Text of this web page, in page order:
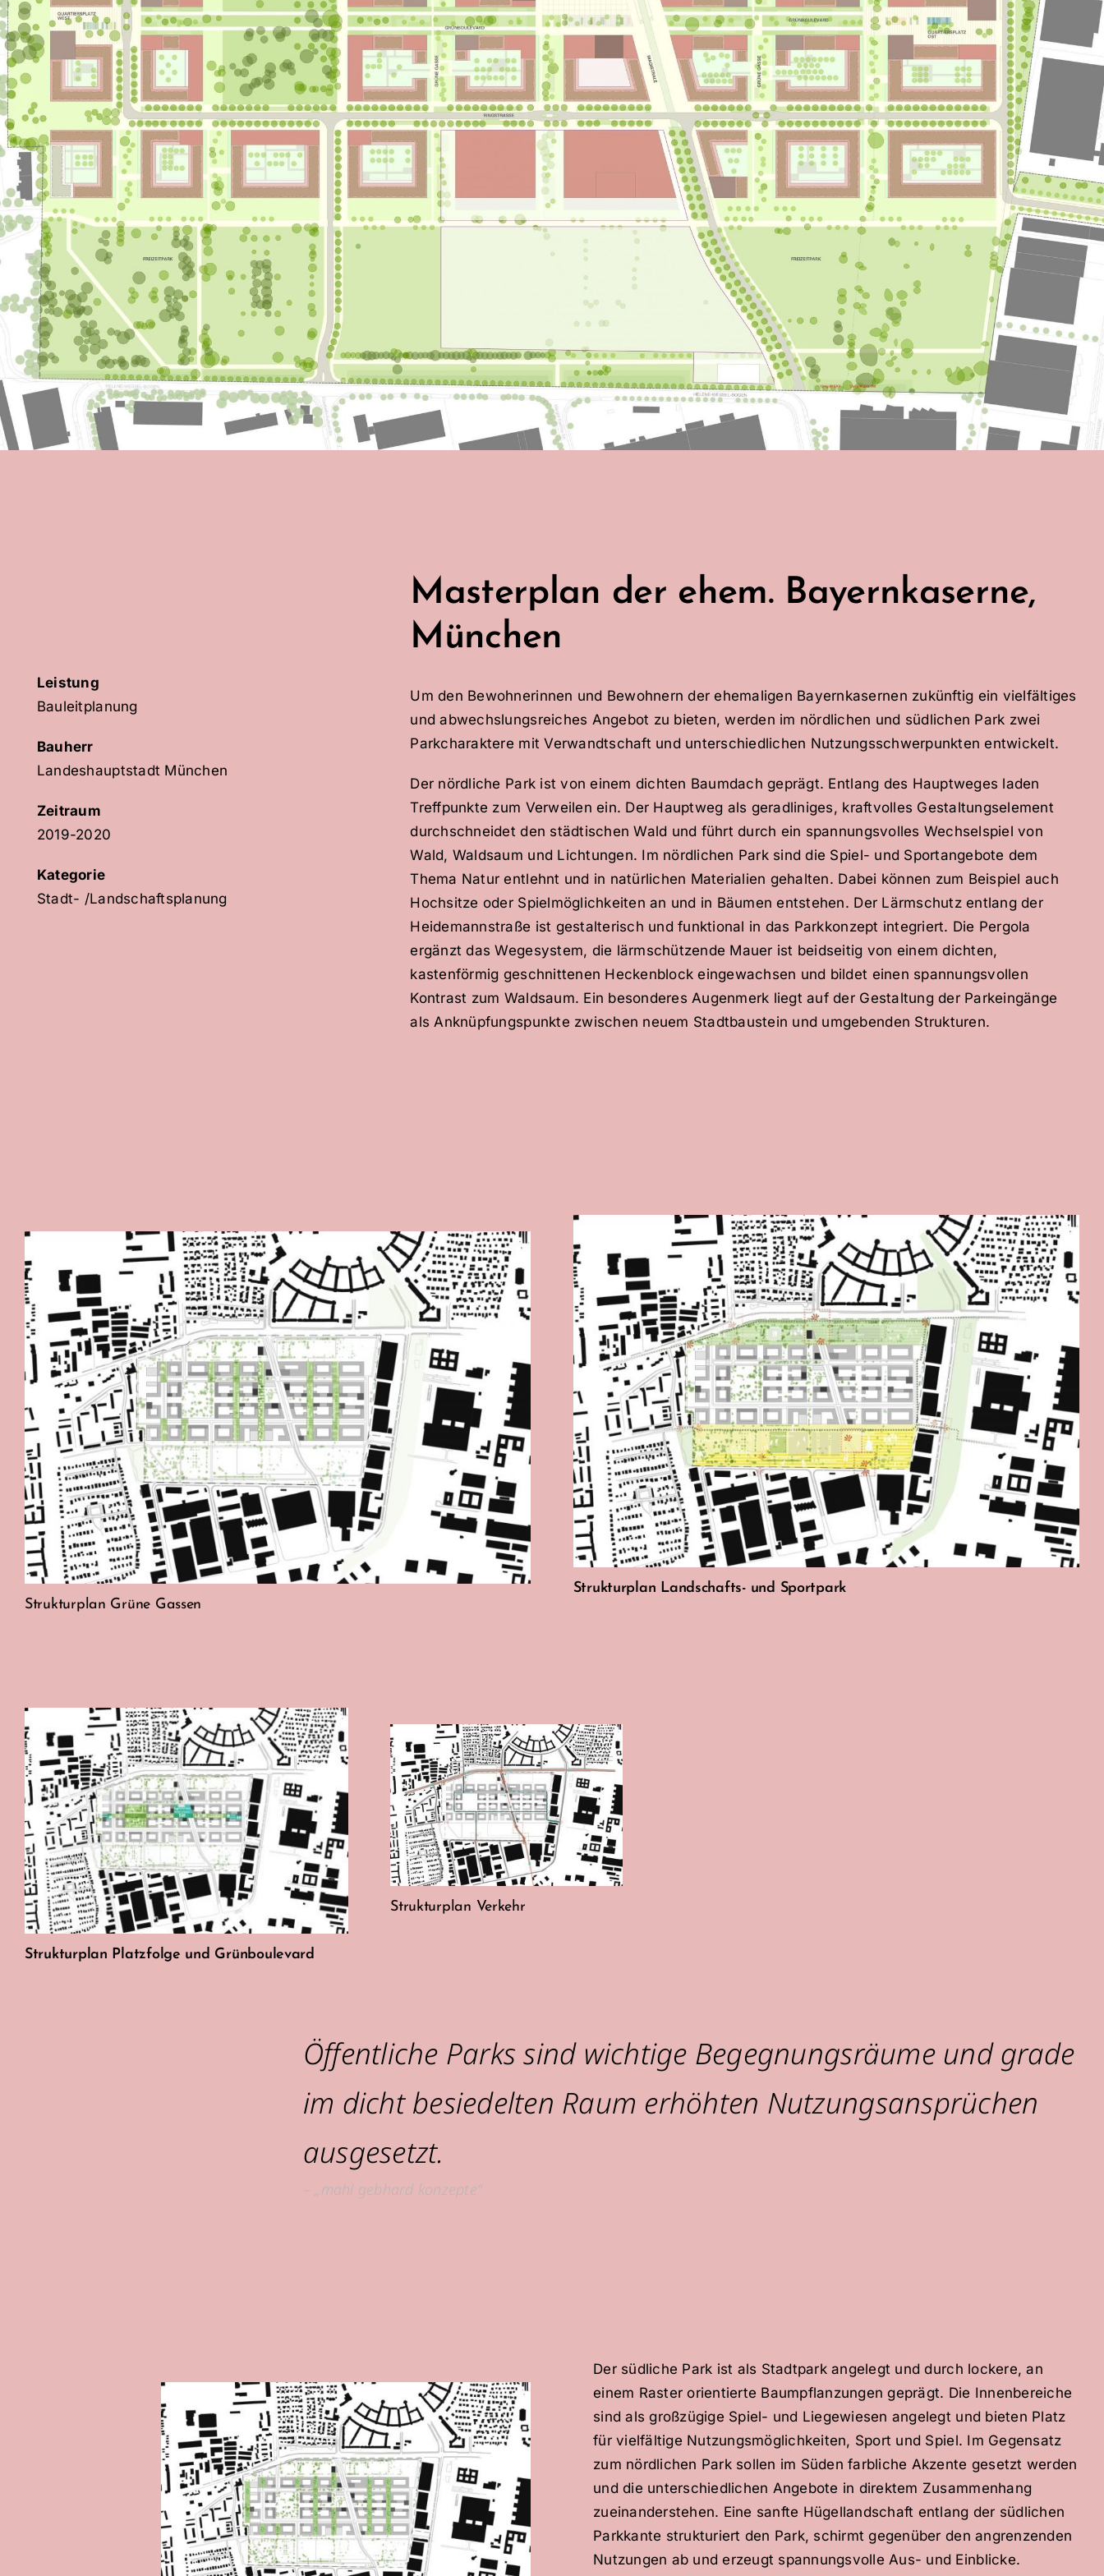
Leistung
Bauleitplanung
Bauherr
Landeshauptstadt München
Zeitraum
2019-2020
Kategorie
Stadt- /Landschaftsplanung
Masterplan der ehem. Bayernkaserne,
München
Um den Bewohnerinnen und Bewohnern der ehemaligen Bayernkasernen zukünftig ein vielfältiges
und abwechslungsreiches Angebot zu bieten, werden im nördlichen und südlichen Park zwei
Parkcharaktere mit Verwandtschaft und unterschiedlichen Nutzungsschwerpunkten entwickelt.
Der nördliche Park ist von einem dichten Baumdach geprägt. Entlang des Hauptweges laden
Treffpunkte zum Verweilen ein. Der Hauptweg als geradliniges, kraftvolles Gestaltungselement
durchschneidet den städtischen Wald und führt durch ein spannungsvolles Wechselspiel von
Wald, Waldsaum und Lichtungen. Im nördlichen Park sind die Spiel- und Sportangebote dem
Thema Natur entlehnt und in natürlichen Materialien gehalten. Dabei können zum Beispiel auch
Hochsitze oder Spielmöglichkeiten an und in Bäumen entstehen. Der Lärmschutz entlang der
Heidemannstraße ist gestalterisch und funktional in das Parkkonzept integriert. Die Pergola
ergänzt das Wegesystem, die lärmschützende Mauer ist beidseitig von einem dichten,
kastenförmig geschnittenen Heckenblock eingewachsen und bildet einen spannungsvollen
Kontrast zum Waldsaum. Ein besonderes Augenmerk liegt auf der Gestaltung der Parkeingänge
als Anknüpfungspunkte zwischen neuem Stadtbaustein und umgebenden Strukturen.
Strukturplan Grüne Gassen
Strukturplan Landschafts- und Sportpark
Strukturplan Platzfolge und Grünboulevard
Strukturplan Verkehr
Öffentliche Parks sind wichtige Begegnungsräume und grade
im dicht besiedelten Raum erhöhten Nutzungsansprüchen
ausgesetzt.
– „mahl gebhard konzepte“
Der südliche Park ist als Stadtpark angelegt und durch lockere, an
einem Raster orientierte Baumpflanzungen geprägt. Die Innenbereiche
sind als großzügige Spiel- und Liegewiesen angelegt und bieten Platz
für vielfältige Nutzungsmöglichkeiten, Sport und Spiel. Im Gegensatz
zum nördlichen Park sollen im Süden farbliche Akzente gesetzt werden
und die unterschiedlichen Angebote in direktem Zusammenhang
zueinanderstehen. Eine sanfte Hügellandschaft entlang der südlichen
Parkkante strukturiert den Park, schirmt gegenüber den angrenzenden
Nutzungen ab und erzeugt spannungsvolle Aus- und Einblicke.